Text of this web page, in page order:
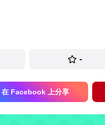
-
在 Facebook 上分享